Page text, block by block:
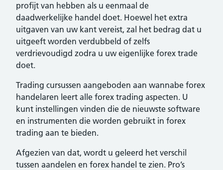
profijt van hebben als u eenmaal de
daadwerkelijke handel doet. Hoewel het extra
uitgaven van uw kant vereist, zal het bedrag dat u
uitgeeft worden verdubbeld of zelfs
verdrievoudigd zodra u uw eigenlijke forex trade
doet.
Trading cursussen aangeboden aan wannabe forex
handelaren leert alle forex trading aspecten. U
kunt instellingen vinden die de nieuwste software
en instrumenten die worden gebruikt in forex
trading aan te bieden.
Afgezien van dat, wordt u geleerd het verschil
tussen aandelen en forex handel te zien. Pro’s